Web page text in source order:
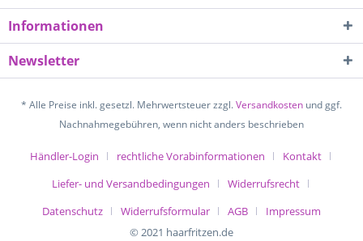
Informationen
Newsletter
* Alle Preise inkl. gesetzl. Mehrwertsteuer zzgl.Versandkosten und ggf.
Nachnahmegebühren, wenn nicht anders beschrieben
Händler-Login rechtliche Vorabinformationen
Kontakt
Liefer- und Versandbedingungen
Widerrufsrecht
Datenschutz
Widerrufsformular AGB
Impressum
© 2021 haarfritzen.de